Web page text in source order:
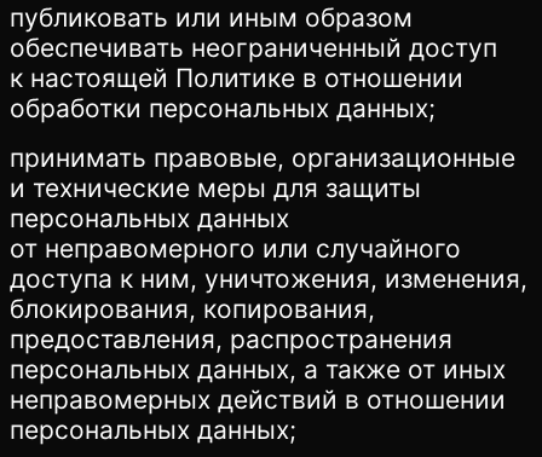
публиковать или иным образом
обеспечивать неограниченный доступ
к настоящей Политике в отношении
обработки персональных данных;
принимать правовые, организационные
и технические меры для защиты
персональных данных
от неправомерного или случайного
доступа к ним, уничтожения, изменения,
блокирования, копирования,
предоставления, распространения
персональных данных, а также от иных
неправомерных действий в отношении
персональных данных;